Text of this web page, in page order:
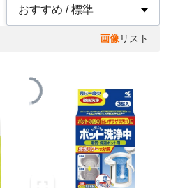
画像 リスト